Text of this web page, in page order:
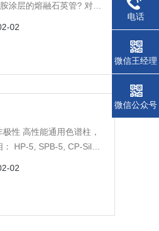
涂层的熔融石英管? 对高
02
柱，
02
电话
微信王经理
微信公众号